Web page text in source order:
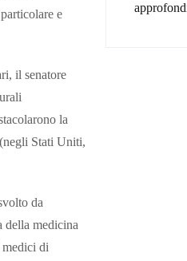
e
il senatore
la
Stati Uniti,
da
della medicina
medici di